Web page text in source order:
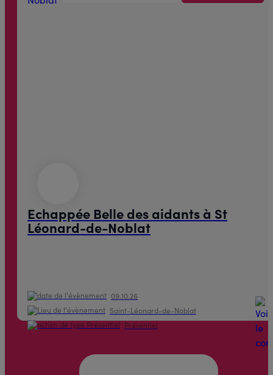
Echappée Belle des aidants à St
Léonard-de-Noblat
09.10.26
Saint-Léonard-de-Noblat
Présentiel